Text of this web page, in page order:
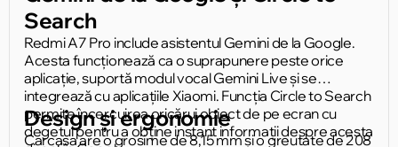
Search
Redmi A7 Pro include asistentul Gemini de la Google.
Acesta funcționează ca o suprapunere peste orice
aplicație, suportă modul vocal Gemini Live și se
integrează cu aplicațiile Xiaomi. Funcția Circle to Search
permite încercuirea oricărui obiect de pe ecran cu
degetul pentru a obține instant informații despre acesta
Design și ergonomie
Carcasa are o grosime de 8,15 mm și o greutate de 208